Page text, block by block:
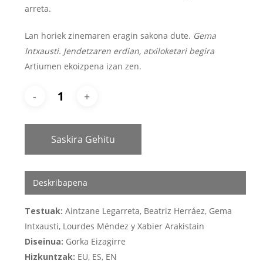
arreta.
Lan horiek zinemaren eragin sakona dute. Gema
Intxausti. Jendetzaren erdian, atxiloketari begira
Artiumen ekoizpena izan zen.
Saskira Gehitu
Deskribapena
Testuak: Aintzane Legarreta, Beatriz Herráez, Gema
Intxausti, Lourdes Méndez y Xabier Arakistain
Diseinua: Gorka Eizagirre
Hizkuntzak: EU, ES, EN